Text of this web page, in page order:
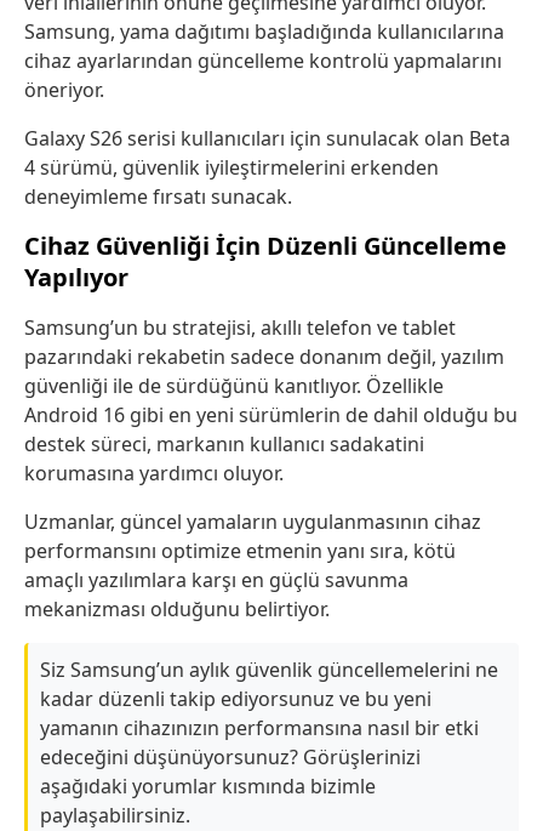
Samsung, yama dağıtımı başladığında kullanıcılarına
cihaz ayarlarından güncelleme kontrolü yapmalarını
öneriyor.
Galaxy S26 serisi kullanıcıları için sunulacak olan Beta
4 sürümü, güvenlik iyileştirmelerini erkenden
deneyimleme fırsatı sunacak.
Cihaz Güvenliği İçin Düzenli Güncelleme
Yapılıyor
Samsung’un bu stratejisi, akıllı telefon ve tablet
pazarındaki rekabetin sadece donanım değil, yazılım
güvenliği ile de sürdüğünü kanıtlıyor. Özellikle
Android 16 gibi en yeni sürümlerin de dahil olduğu bu
destek süreci, markanın kullanıcı sadakatini
korumasına yardımcı oluyor.
Uzmanlar, güncel yamaların uygulanmasının cihaz
performansını optimize etmenin yanı sıra, kötü
amaçlı yazılımlara karşı en güçlü savunma
mekanizması olduğunu belirtiyor.
Siz Samsung’un aylık güvenlik güncellemelerini ne
kadar düzenli takip ediyorsunuz ve bu yeni
yamanın cihazınızın performansına nasıl bir etki
edeceğini düşünüyorsunuz? Görüşlerinizi
aşağıdaki yorumlar kısmında bizimle
paylaşabilirsiniz.